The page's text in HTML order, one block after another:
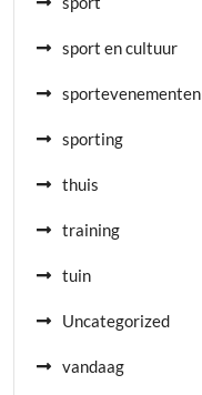
sport en cultuur
sportevenementen
sporting
thuis
training
tuin
Uncategorized
vandaag